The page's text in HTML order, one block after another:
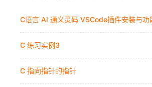
C语言 AI 通义灵码 VSCode插件安装与功
C 练习实例3
C 指向指针的指针